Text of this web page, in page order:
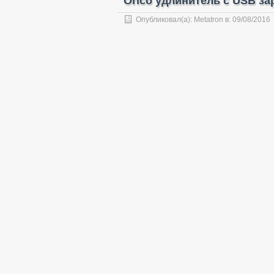
Опубликовал(а): Metatron в: 09/08/2016